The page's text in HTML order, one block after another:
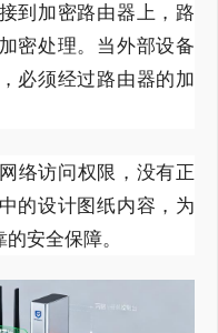
到加密路由器上，路
密处理。当外部设备
必须经过路由器的加
络访问权限，没有正
的设计图纸内容，为
安全保障。